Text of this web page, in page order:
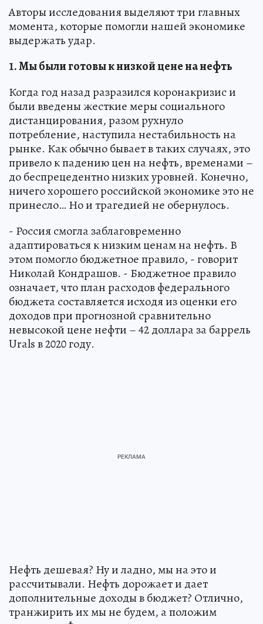
Авторы исследования выделяют три главных
момента, которые помогли нашей экономике
выдержать удар.
1. Мы были готовы к низкой цене на нефть
Когда год назад разразился коронакризис и
были введены жесткие меры социального
дистанцирования, разом рухнуло
потребление, наступила нестабильность на
рынке. Как обычно бывает в таких случаях, это
привело к падению цен на нефть, временами –
до беспрецедентно низких уровней. Конечно,
ничего хорошего российской экономике это не
принесло… Но и трагедией не обернулось.
- Россия смогла заблаговременно
адаптироваться к низким ценам на нефть. В
этом помогло бюджетное правило, - говорит
Николай Кондрашов. - Бюджетное правило
означает, что план расходов федерального
бюджета составляется исходя из оценки его
доходов при прогнозной сравнительно
невысокой цене нефти – 42 доллара за баррель
Urals в 2020 году.
Нефть дешевая? Ну и ладно, мы на это и
рассчитывали. Нефть дорожает и дает
дополнительные доходы в бюджет? Отлично,
транжирить их мы не будем, а положим